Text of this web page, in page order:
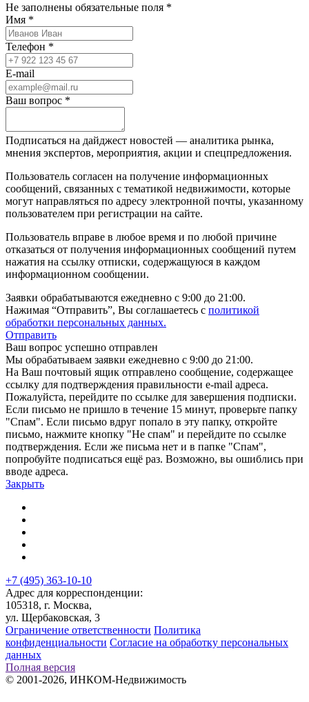
Не заполнены обязательные поля *
Имя *
Телефон *
E-mail
Ваш вопрос *
Подписаться на дайджест новостей — аналитика рынка,
мнения экспертов, мероприятия, акции и спецпредложения.
Пользователь согласен на получение информационных
сообщений, связанных с тематикой недвижимости, которые
могут направляться по адресу электронной почты, указанному
пользователем при регистрации на сайте.
Пользователь вправе в любое время и по любой причине
отказаться от получения информационных сообщений путем
нажатия на ссылку отписки, содержащуюся в каждом
информационном сообщении.
Заявки обрабатываются ежедневно с 9:00 до 21:00.
Нажимая “Отправить”, Вы соглашаетесь с политикой
обработки персональных данных.
Отправить
Ваш вопрос успешно отправлен
Мы обрабатываем заявки ежедневно с 9:00 до 21:00.
На Ваш почтовый ящик отправлено сообщение, содержащее
ссылку для подтверждения правильности e-mail адреса.
Пожалуйста, перейдите по ссылке для завершения подписки.
Если письмо не пришло в течение 15 минут, проверьте папку
"Спам". Если письмо вдруг попало в эту папку, откройте
письмо, нажмите кнопку "Не спам" и перейдите по ссылке
подтверждения. Если же письма нет и в папке "Спам",
попробуйте подписаться ещё раз. Возможно, вы ошиблись при
вводе адреса.
Закрыть
+7 (495) 363-10-10
Адрес для корреспонденции:
105318, г. Москва,
ул. Щербаковская, 3
Ограничение ответственности Политика
конфиденциальности Согласие на обработку персональных
данных
Полная версия
© 2001-2026, ИНКОМ-Недвижимость